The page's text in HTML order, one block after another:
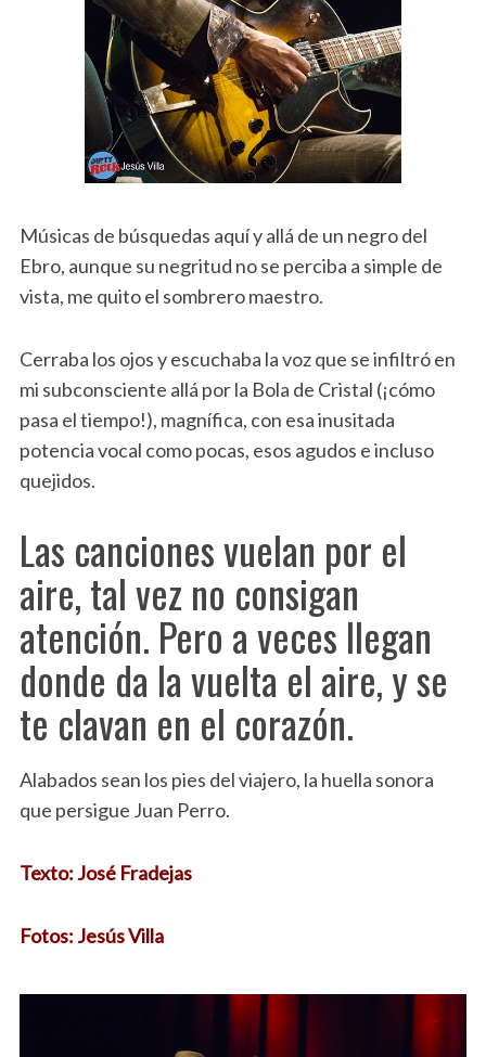
Músicas de búsquedas aquí y allá de un negro del
Ebro, aunque su negritud no se perciba a simple de
vista, me quito el sombrero maestro.
Cerraba los ojos y escuchaba la voz que se infiltró en
mi subconsciente allá por la Bola de Cristal (¡cómo
pasa el tiempo!), magnífica, con esa inusitada
potencia vocal como pocas, esos agudos e incluso
quejidos.
Las canciones vuelan por el
aire, tal vez no consigan
atención. Pero a veces llegan
donde da la vuelta el aire, y se
te clavan en el corazón.
Alabados sean los pies del viajero, la huella sonora
que persigue Juan Perro.
Texto: José Fradejas
Fotos: Jesús Villa